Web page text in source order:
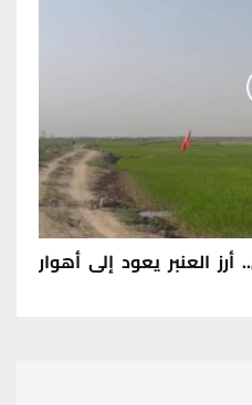
العنبر يعود إلى أهوار